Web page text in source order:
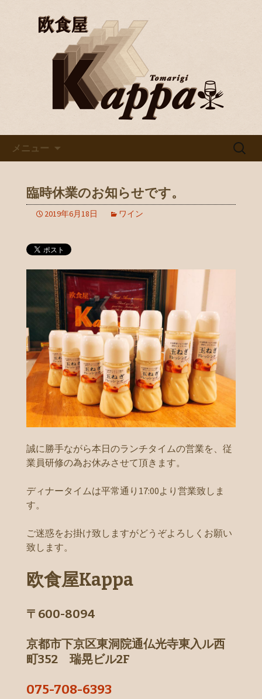
京都・烏丸のイタリアンバル
「欧食屋Kappa」
楽しむならバル「欧食屋Kappa」。野
菜ソムリエの資格を持つオーナーの作
るイタリアンは絶品。ワインブッフェ
などもありカウンターで１人飲みもグ
ループでのご利用も歓迎です。
メニュー
検
臨時休業のお知らせです。
2019年6月18日 ワイン
誠に勝手ながら本日のランチタイムの営業を、従
業員研修の為お休みさせて頂きます。
ディナータイムは平常通り17:00より営業致しま
す。
ご迷惑をお掛け致しますがどうぞよろしくお願い
致します。
欧食屋Kappa
〒600-8094
京都市下京区東洞院通仏光寺東入ル西
町352 瑞晃ビル2F
075-708-6393